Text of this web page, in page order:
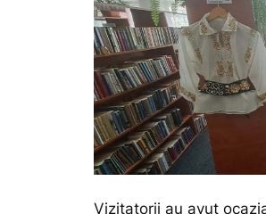
Vizitatorii au avut